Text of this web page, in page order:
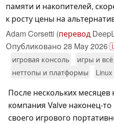
памяти и накопителей,
к росту цены на
Adam Corsetti (перевод
Опубликовано 28 May 2026
игровая консоль игры и
неттопы и платформы
После нескольких месяцев
компания Valve наконец-
своего игрового